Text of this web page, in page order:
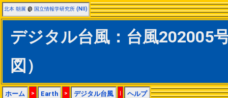
北本 朝展 @ 国立情報学研究所 (NII)
デジタル台風：台風202005
図）
ホーム > Earth > デジタル台風 | ヘルプ